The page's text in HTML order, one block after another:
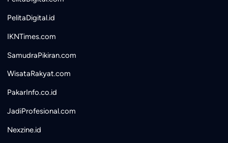
PelitaDigital.id
IKNTimes.com
SamudraPikiran.com
WisataRakyat.com
PakarInfo.co.id
JadiProfesional.com
Nexzine.id